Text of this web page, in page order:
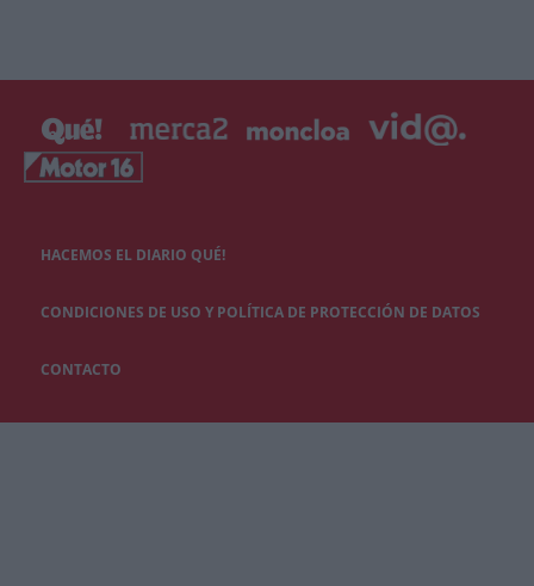
HACEMOS EL DIARIO QUÉ!
CONDICIONES DE USO Y POLÍTICA DE PROTECCIÓN DE DATOS
CONTACTO